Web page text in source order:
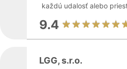
každú udalosť alebo
9.4
LGG, s.r.o.